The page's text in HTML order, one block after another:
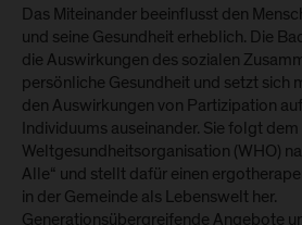
Das Miteinander beeinflusst den
und seine Gesundheit erheblich. Die
die Auswirkungen des sozialen
persönliche Gesundheit und setzt sich
den Auswirkungen von Partizipation
Individuums auseinander. Sie folgt
Weltgesundheitsorganisation (WHO)
Alle“ und stellt dafür einen
in der Gemeinde als Lebenswelt her.
Generationsübergreifende Angebote